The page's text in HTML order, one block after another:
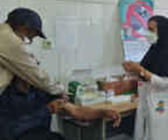
*چندرسانه‌ای
فیلم
گالری
اینفوگرافی
عکس
صوت و فیلم
*استان ها
آذربایجان
آذربایجان غربی
اردبیل
البرز